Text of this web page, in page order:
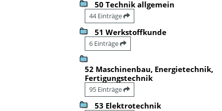
50 Technik allgemein
44 Einträge
51 Werkstoffkunde
6 Einträge
52 Maschinenbau, Energietechnik,
Fertigungstechnik
95 Einträge
53 Elektrotechnik